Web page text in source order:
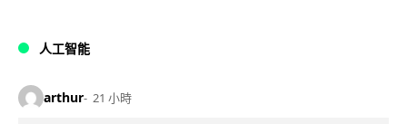
人工智能
arthur 21 小時